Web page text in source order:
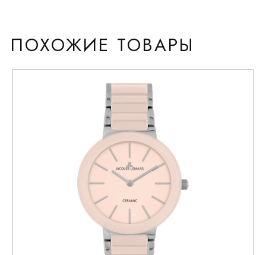
ПОХОЖИЕ ТОВАРЫ